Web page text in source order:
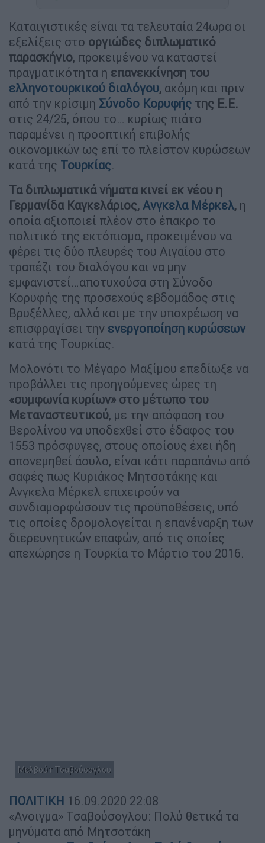
Καταιγιστικές είναι τα τελευταία 24ωρα οι
εξελίξεις στο οργιώδες διπλωματικό
παρασκήνιο, προκειμένου να καταστεί
πραγματικότητα η επανεκκίνηση του
ελληνοτουρκικού διαλόγου, ακόμη και πριν
από την κρίσιμη Σύνοδο Κορυφής της Ε.Ε.
στις 24/25, όπου το… κυρίως πιάτο
παραμένει η προοπτική επιβολής
οικονομικών ως επί το πλείστον κυρώσεων
κατά της Τουρκίας.
Τα διπλωματικά νήματα κινεί εκ νέου η
Γερμανίδα Καγκελάριος, Ανγκελα Μέρκελ, η
οποία αξιοποιεί πλέον στο έπακρο το
πολιτικό της εκτόπισμα, προκειμένου να
φέρει τις δύο πλευρές του Αιγαίου στο
τραπέζι του διαλόγου και να μην
εμφανιστεί…αποτυχούσα στη Σύνοδο
Κορυφής της προσεχούς εβδομάδος στις
Βρυξέλλες, αλλά και με την υποχρέωση να
επισφραγίσει την ενεργοποίηση κυρώσεων
κατά της Τουρκίας.
Μολονότι το Μέγαρο Μαξίμου επεδίωξε να
προβάλλει τις προηγούμενες ώρες τη
«συμφωνία κυρίων» στο μέτωπο του
Μεταναστευτικού, με την απόφαση του
Βερολίνου να υποδεχθεί στο έδαφος του
1553 πρόσφυγες, στους οποίους έχει ήδη
απονεμηθεί άσυλο, είναι κάτι παραπάνω από
σαφές πως Κυριάκος Μητσοτάκης και
Ανγκελα Μέρκελ επιχειρούν να
συνδιαμορφώσουν τις προϋποθέσεις, υπό
τις οποίες δρομολογείται η επανέναρξη των
διερευνητικών επαφών, από τις οποίες
απεχώρησε η Τουρκία το Μάρτιο του 2016.
Μελβούτ Τσαβούσογλου
ΠΟΛΙΤΙΚΗ 16.09.2020 22:08
«Ανοιγμα» Τσαβούσογλου: Πολύ θετικά τα
μηνύματα από Μητσοτάκη